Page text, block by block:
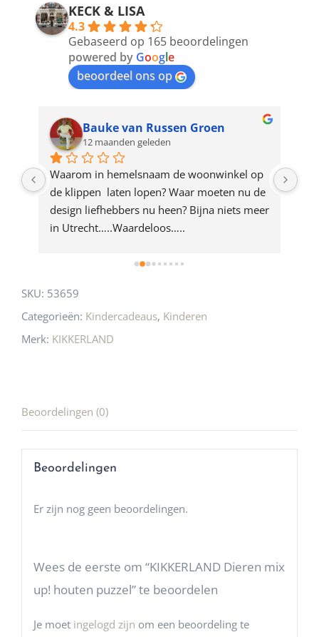
address
product
KECK & LISA
4.3
Gebaseerd op 165 beoordelingen
powered by Google
beoordeel ons op
Bauke van Russen Groen
12 maanden geleden
Waarom in hemelsnaam de woonwinkel op
de klippen  laten lopen? Waar moeten nu de
design liefhebbers nu heen? Bijna niets meer
in Utrecht…..Waardeloos…..
SKU: 53659
Categorieën: Kindercadeaus, Kinderen
Merk: KIKKERLAND
Beoordelingen (0)
Beoordelingen
Er zijn nog geen beoordelingen.
Wees de eerste om “KIKKERLAND Dieren mix
up! houten puzzel” te beoordelen
Je moet ingelogd zijn om een beoordeling te